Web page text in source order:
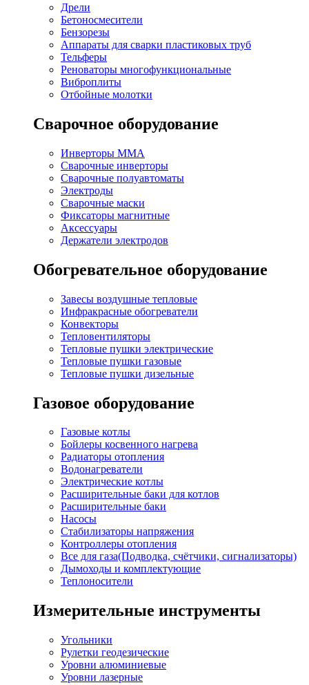
Дрели
Бетоносмесители
Бензорезы
Аппараты для сварки пластиковых труб
Тельферы
Реноваторы многофункциональные
Виброплиты
Отбойные молотки
Сварочное оборудование
Инверторы MMA
Сварочные инверторы
Сварочные полуавтоматы
Электроды
Сварочные маски
Фиксаторы магнитные
Аксессуары
Держатели электродов
Обогревательное оборудование
Завесы воздушные тепловые
Инфракрасные обогреватели
Конвекторы
Тепловентиляторы
Тепловые пушки электрические
Тепловые пушки газовые
Тепловые пушки дизельные
Газовое оборудование
Газовые котлы
Бойлеры косвенного нагрева
Радиаторы отопления
Водонагреватели
Электрические котлы
Расширительные баки для котлов
Расширительные баки
Насосы
Стабилизаторы напряжения
Контроллеры отопления
Все для газа(Подводка, счётчики, сигнализаторы)
Дымоходы и комплектующие
Теплоносители
Измерительные инструменты
Угольники
Рулетки геодезические
Уровни алюминиевые
Уровни лазерные